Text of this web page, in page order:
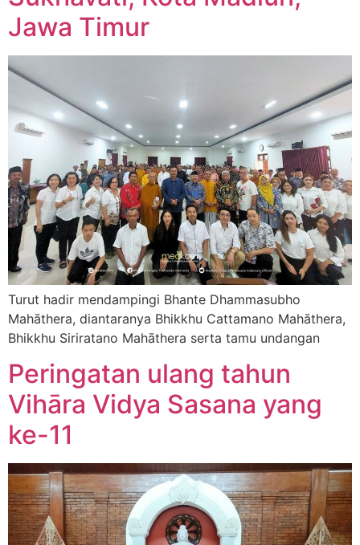
Jawa Timur
Turut hadir mendampingi Bhante Dhammasubho
Mahāthera, diantaranya Bhikkhu Cattamano Mahāthera,
Bhikkhu Siriratano Mahāthera serta tamu undangan
Peringatan ulang tahun
Vihāra Vidya Sasana yang
ke-11